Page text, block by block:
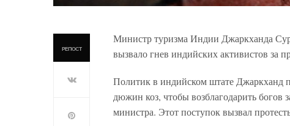
РЕПОСТ
Министр туризма Индии Джаркханда
вызвало гнев индийских активистов за
Политик в индийском штате Джаркханд
дюжин коз, чтобы возблагодарить богов
министра. Этот поступок вызвал